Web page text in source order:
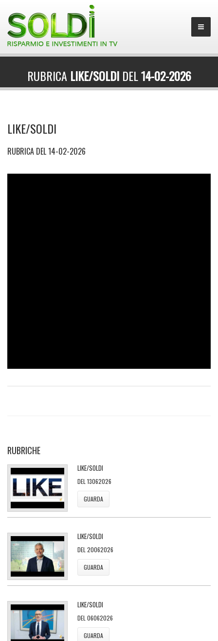
RUBRICA LIKE/SOLDIDEL14-02-2026
LIKE/SOLDI
RUBRICA DEL 14-02-2026
RUBRICHE
LIKE/SOLDI
DEL 13062026
GUARDA
LIKE/SOLDI
DEL 20062026
GUARDA
LIKE/SOLDI
DEL 06062026
GUARDA